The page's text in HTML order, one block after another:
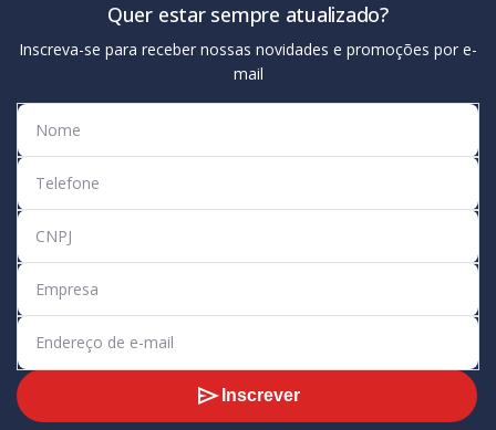
Quer estar sempre atualizado?
Inscreva-se para receber nossas novidades e promoções por e-
mail
Inscrever